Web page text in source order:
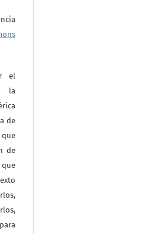
el
la
de
que
de